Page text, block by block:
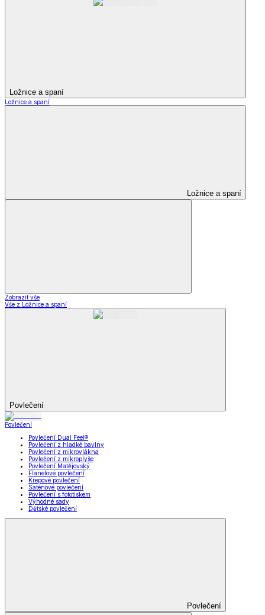
Ložnice a spaní
Ložnice a spaní
Ložnice a spaní
Zobrazit vše
Vše z Ložnice a spaní
Povlečení
Povlečení
Povlečení Dual Feel®
Povlečení z hladké bavlny
Povlečení z mikrovlákna
Povlečení z mikroplyše
Povlečení Matějovský
Flanelové povlečení
Krepové povlečení
Saténové povlečení
Povlečení s fototiskem
Výhodné sady
Dětské povlečení
Povlečení